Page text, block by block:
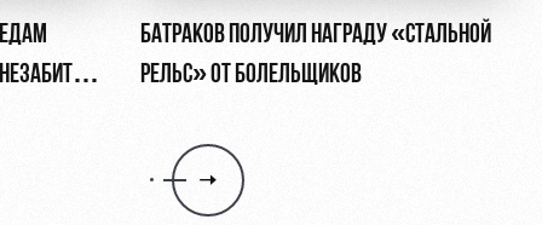
БАТРАКОВ ПОЛУЧИЛ НАГРАДУ «СТАЛЬНОЙ
РЕЛЬС» ОТ БОЛЕЛЬЩИКОВ